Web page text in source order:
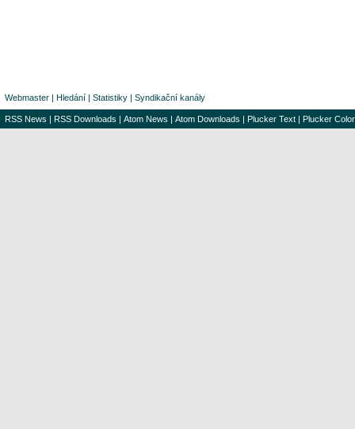
Webmaster | Hledání | Statistiky | Syndikační kanály
RSS News | RSS Downloads | Atom News | Atom Downloads | Plucker Text | Plucker Color